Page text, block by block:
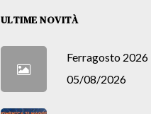
ULTIME NOVITÀ
Ferragosto 2026
05/08/2026